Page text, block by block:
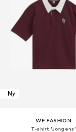
Ny
WE FASHION
T-shirt 'Jongens'